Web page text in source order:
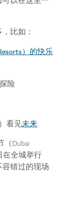
比如：
）的快乐
险
看见未来
Dubai
在全城举行
错过的现场